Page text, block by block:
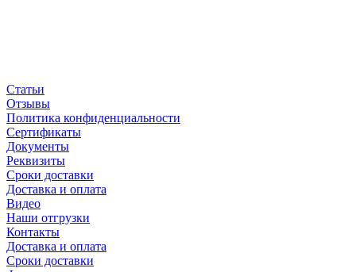
Статьи
Отзывы
Политика конфиденциальности
Сертификаты
Документы
Реквизиты
Сроки доставки
Доставка и оплата
Видео
Наши отгрузки
Контакты
Доставка и оплата
Сроки доставки